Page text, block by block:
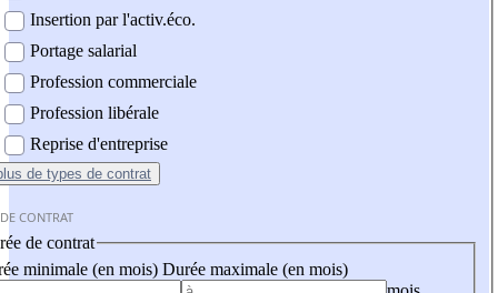
Insertion par l'activ.éco.
Portage salarial
Profession commerciale
Profession libérale
Reprise d'entreprise
de types de contrat
CONTRAT
de contrat
minimale (en mois) Durée maximale (en mois)